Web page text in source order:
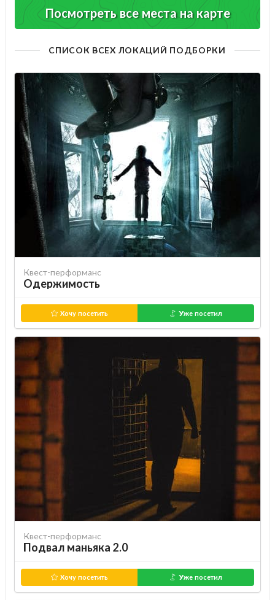
Посмотреть все места на карте
СПИСОК ВСЕХ ЛОКАЦИЙ ПОДБОРКИ
Квест-перформанс
Одержимость
Хочу посетить Уже посетил
Квест-перформанс
Подвал маньяка 2.0
Хочу посетить Уже посетил